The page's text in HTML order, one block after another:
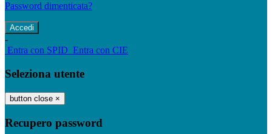
Password dimenticata?
-
Entra con SPID Entra con CIE
Seleziona utente
button close ×
Recupero password